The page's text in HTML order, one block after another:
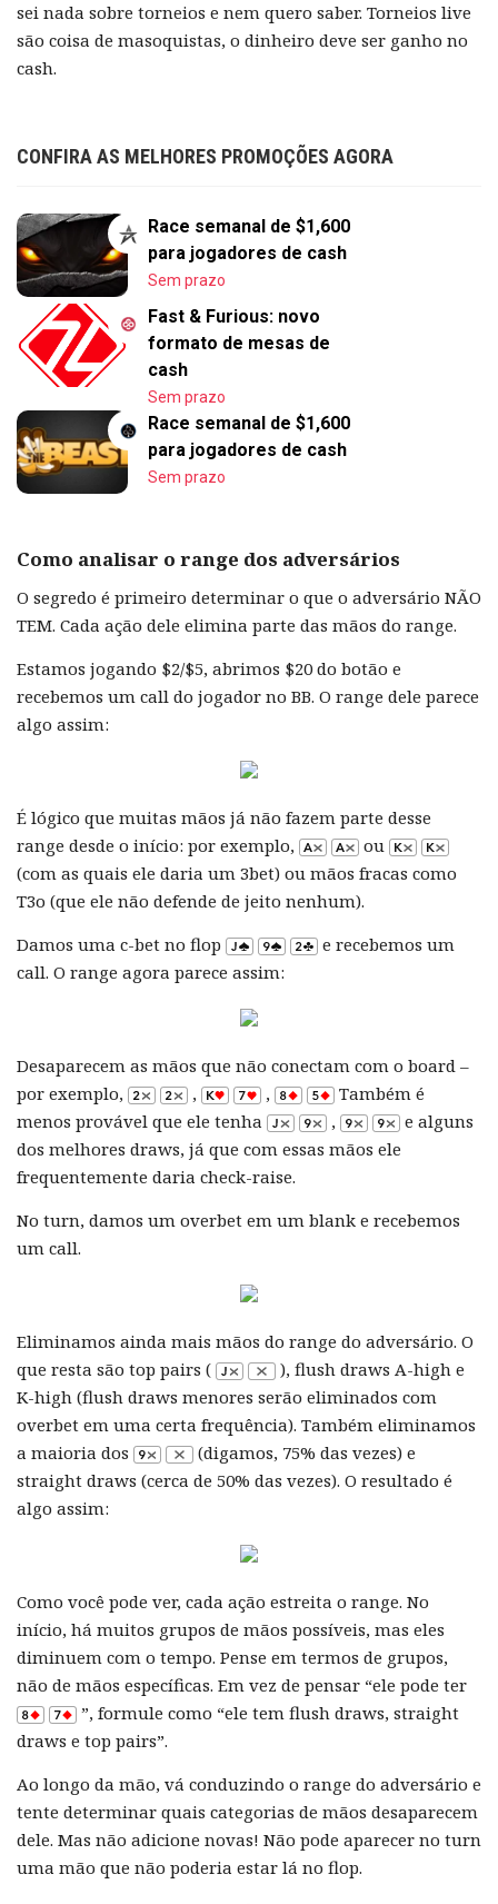
sei nada sobre torneios e nem quero saber. Torneios live
são coisa de masoquistas, o dinheiro deve ser ganho no
cash.
CONFIRA AS MELHORES PROMOÇÕES AGORA
Race semanal de $1,600
para jogadores de cash
Sem prazo
Fast & Furious: novo
formato de mesas de
cash
Sem prazo
Race semanal de $1,600
para jogadores de cash
Sem prazo
Como analisar o range dos adversários
O segredo é primeiro determinar o que o adversário NÃO
TEM. Cada ação dele elimina parte das mãos do range.
Estamos jogando $2/$5, abrimos $20 do botão e
recebemos um call do jogador no BB. O range dele parece
algo assim:
É lógico que muitas mãos já não fazem parte desse
range desde o início: por exemplo,
ou
(com as quais ele daria um 3bet) ou mãos fracas como
T3o (que ele não defende de jeito nenhum).
Damos uma c-bet no flop
e recebemos um
call. O range agora parece assim:
Desaparecem as mãos que não conectam com o board –
por exemplo,
, ,
Também é
menos provável que ele tenha
,
e alguns
dos melhores draws, já que com essas mãos ele
frequentemente daria check-raise.
No turn, damos um overbet em um blank e recebemos
um call.
Eliminamos ainda mais mãos do range do adversário. O
que resta são top pairs (
), flush draws A-high e
K-high (flush draws menores serão eliminados com
overbet em uma certa frequência). Também eliminamos
a maioria dos
(digamos, 75% das vezes) e
straight draws (cerca de 50% das vezes). O resultado é
algo assim:
Como você pode ver, cada ação estreita o range. No
início, há muitos grupos de mãos possíveis, mas eles
diminuem com o tempo. Pense em termos de grupos,
não de mãos específicas. Em vez de pensar “ele pode ter
”, formule como “ele tem flush draws, straight
draws e top pairs”.
Ao longo da mão, vá conduzindo o range do adversário e
tente determinar quais categorias de mãos desaparecem
dele. Mas não adicione novas! Não pode aparecer no turn
uma mão que não poderia estar lá no flop.